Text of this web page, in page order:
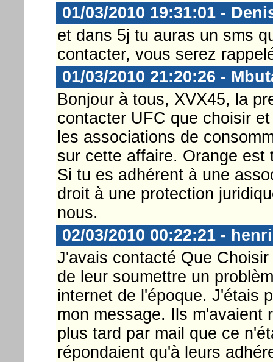
01/03/2010 19:31:01 -
et dans 5j tu auras un sms
contacter, vous serez
01/03/2010 21:20:26 -
Bonjour à tous, XVX45, la
contacter UFC que choisir
les associations de
sur cette affaire. Orange
Si tu es adhérent à une
droit à une protection
nous.
02/03/2010 00:22:21 - henri
J'avais contacté Que
de leur soumettre un
internet de l'époque. J'étais
mon message. Ils m'avaient
plus tard par mail que ce
répondaient qu'à leurs